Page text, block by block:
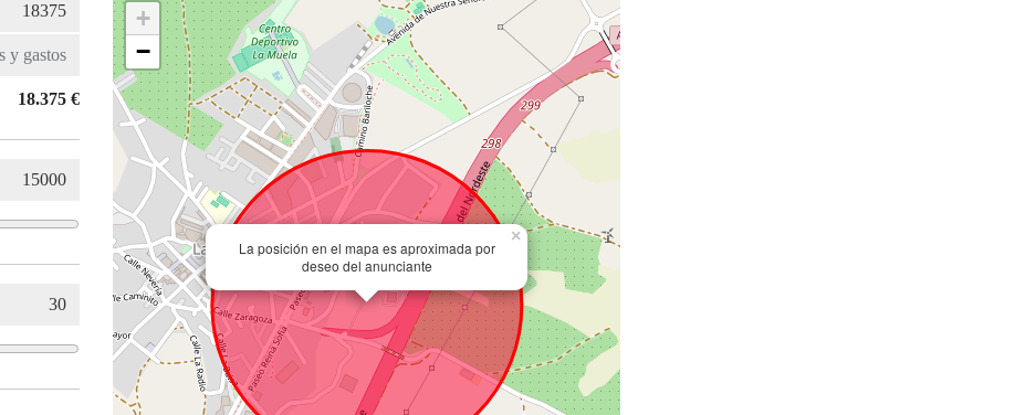
18.375 €
La posición en el mapa es aproximada por
deseo del anunciante
×
+
−